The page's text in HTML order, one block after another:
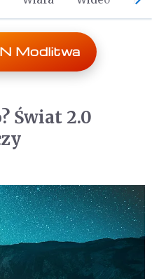
Modlitwa
Świat 2.0